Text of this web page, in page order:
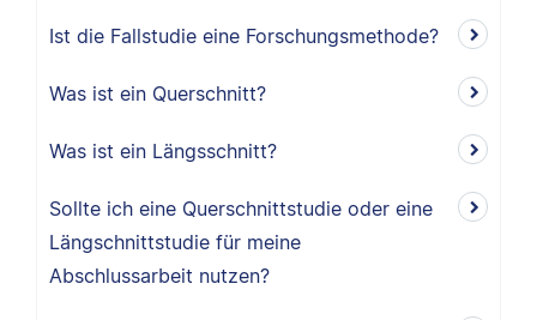
Ist die Fallstudie eine Forschungsmethode?
Was ist ein Querschnitt?
Was ist ein Längsschnitt?
Sollte ich eine Querschnittstudie oder eine
Längschnittstudie für meine
Abschlussarbeit nutzen?